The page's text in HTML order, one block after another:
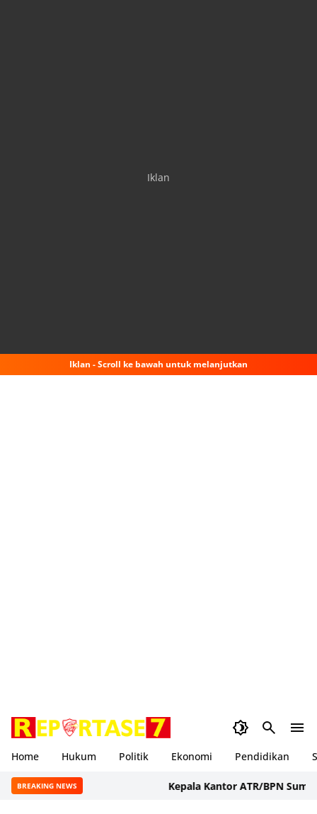
Iklan
Iklan - Scroll ke bawah untuk melanjutkan
Home Hukum Politik Ekonomi Pendidikan
BREAKING NEWS Kepala Kantor ATR/BPN